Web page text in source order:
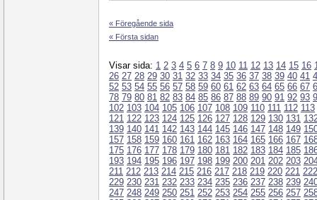
« Föregående sida
« Första sidan
Visar sida: 1 2 3 4 5 6 7 8 9 10 11 12 13 14 15 16
26 27 28 29 30 31 32 33 34 35 36 37 38 39 40 41
52 53 54 55 56 57 58 59 60 61 62 63 64 65 66 67
78 79 80 81 82 83 84 85 86 87 88 89 90 91 92 93
102 103 104 105 106 107 108 109 110 111 112 113
121 122 123 124 125 126 127 128 129 130 131
139 140 141 142 143 144 145 146 147 148 149
157 158 159 160 161 162 163 164 165 166 167
175 176 177 178 179 180 181 182 183 184 185
193 194 195 196 197 198 199 200 201 202 203
211 212 213 214 215 216 217 218 219 220 221 222
229 230 231 232 233 234 235 236 237 238 239
247 248 249 250 251 252 253 254 255 256 257